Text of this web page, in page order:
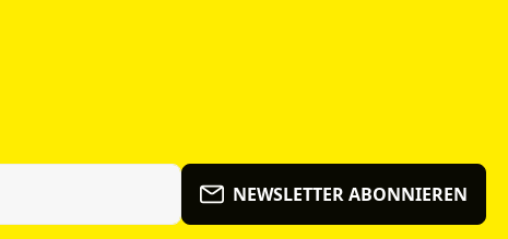
NEWSLETTER ABONNIEREN